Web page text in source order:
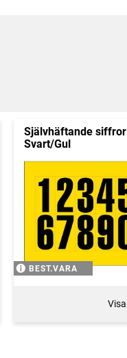
Självhäftande siffror
Svart/Gul
BEST.VARA
Visa